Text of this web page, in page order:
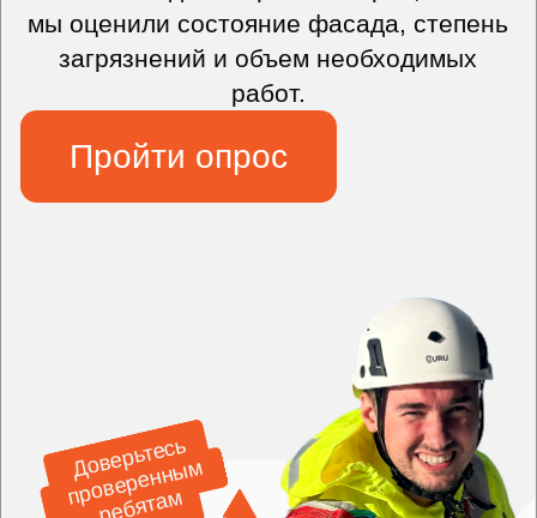
рассчитывается индивидуально. На цену
влияет площадь здания, высота работ,
степень загрязнения, тип поверхности,
необходимость химической обработки
и сложность доступа. Мы можем
предварительно оценить объект по фото,
а для крупных зданий организуем выезд